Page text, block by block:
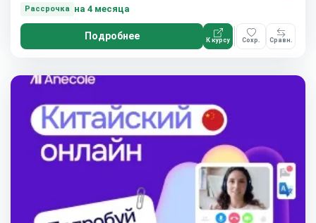
Рассрочка на 4 месяца
Подробнее К курсу Сохр. Сравн.